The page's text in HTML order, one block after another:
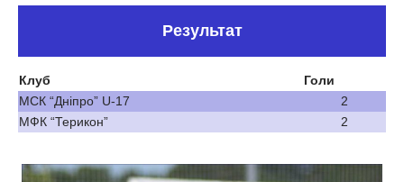
Результат
Клуб
Голи
МСК “Дніпро” U-17
2
МФК “Терикон”
2